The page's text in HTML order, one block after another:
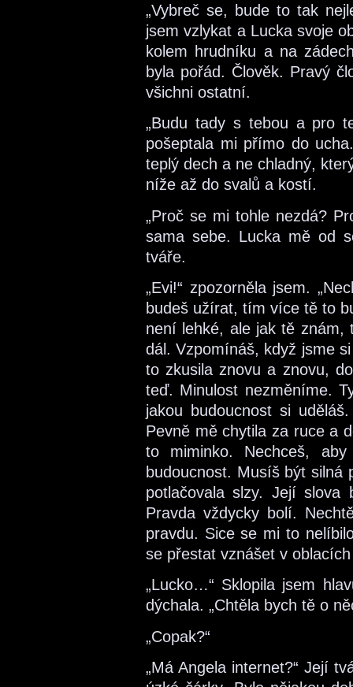
„Vybreč se, bude to tak
jsem vzlykat a Lucka svoje
kolem hrudníku a na
byla pořád. Člověk. Pravý
všichni ostatní.
„Budu tady s tebou a pro
pošeptala mi přímo do
teplý dech a ne chladný,
níže až do svalů a kostí.
„Proč se mi tohle nezdá?
sama sebe. Lucka mě od
tváře.
„Evi!“ zpozorněla jsem.
budeš užírat, tím více tě to
není lehké, ale jak tě znám,
dál. Vzpomínáš, když jsme
to zkusila znovu a znovu,
teď. Minulost nezměníme.
jakou budoucnost si
Pevně mě chytila za ruce a
to miminko. Nechceš,
budoucnost. Musíš být silná
potlačovala slzy. Její slova
Pravda vždycky bolí.
pravdu. Sice se mi to
se přestat vznášet v
„Lucko…“ Sklopila jsem
dýchala. „Chtěla bych tě o
„Copak?“
„Má Angela internet?“ Její